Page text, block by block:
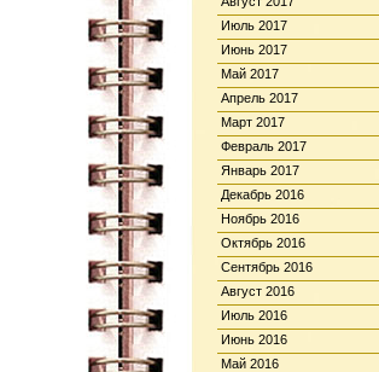
Июль 2017
Июнь 2017
Май 2017
Апрель 2017
Март 2017
Февраль 2017
Январь 2017
Декабрь 2016
Ноябрь 2016
Октябрь 2016
Сентябрь 2016
Август 2016
Июль 2016
Июнь 2016
Май 2016